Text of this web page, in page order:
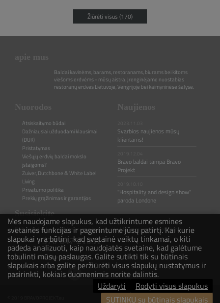
Žiūrėti visus (170)
Baldai kavinėms, barams, restoranams, biurams bei kitoms
viešoms erdvėms - mūsų aistra. Įrenginėjame nuostabias
restoranų erdves Lietuvoje, Vengrijoje bei kaimyninėse šalyse.
Atsiskaitymo būdai
Dažniausiai užduodami klausimai
(DUK)
Pristatymas
Viešųjų erdvių baldai mokslo
įstaigoms?
Zuiver, Dutchbone & White Label
Living
Privatumo politika
Prekių grąžinimas ir garantijos
Svarbios naujienos mūsų
klientams!
Bravo baldai tampa Bravo
Projekt
"Hospitality and design show"
paroda Londone
Susisiekite
Rašykite ir skambinkite mums jeigu turite klausimų ar pastebėjimų.
+370 647 21031
hello@bravoprojekt.eu
Mes naudojame slapukus, kad užtikrintume esmines
svetainės funkcijas ir pagerintume jūsų patirtį. Kai kurie
slapukai yra būtini, kad svetainė veiktų tinkamai, o kiti
padeda analizuoti, kaip naudojatės svetaine, kad galėtume
tobulinti mūsų paslaugas. Galite sutikti tik su būtinais
slapukais arba galite peržiūrėti visus slapukų nustatymus ir
pasirinkti, kokiais duomenimis norite dalintis.
Uždaryti
Rodyti visus slapukus
SUTINKU su būtinais slapukais